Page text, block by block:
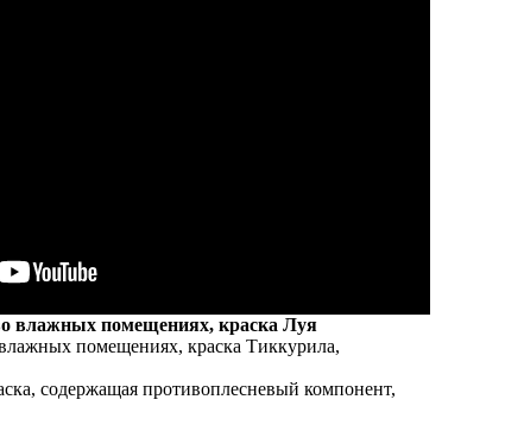
влажных помещениях, краска Луя
помещениях, краска Тиккурила,
содержащая противоплесневый компонент,